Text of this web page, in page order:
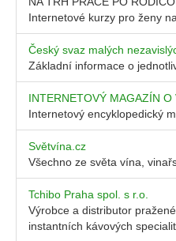
Internetové kurzy pro ženy
Český svaz malých
Základní informace o
INTERNETOVÝ MAGAZÍN O
Internetový encyklopedický
Světvína.cz
Všechno ze světa vína,
Tchibo Praha spol. s r.o.
Výrobce a distributor
instantních kávových